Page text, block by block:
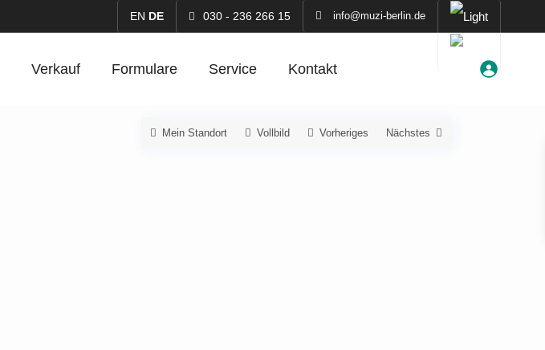
EN DE 030 - 236 266 15 info@muzi-berlin.de
Verkauf Formulare Service Kontakt
Mein Standort Vollbild Vorheriges Nächstes